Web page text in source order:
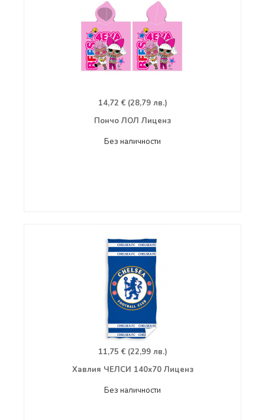
14,72 € (28,79 лв.)
Пончо ЛОЛ Лиценз
Без наличности
11,75 € (22,99 лв.)
Хавлия ЧЕЛСИ 140х70 Лиценз
Без наличности